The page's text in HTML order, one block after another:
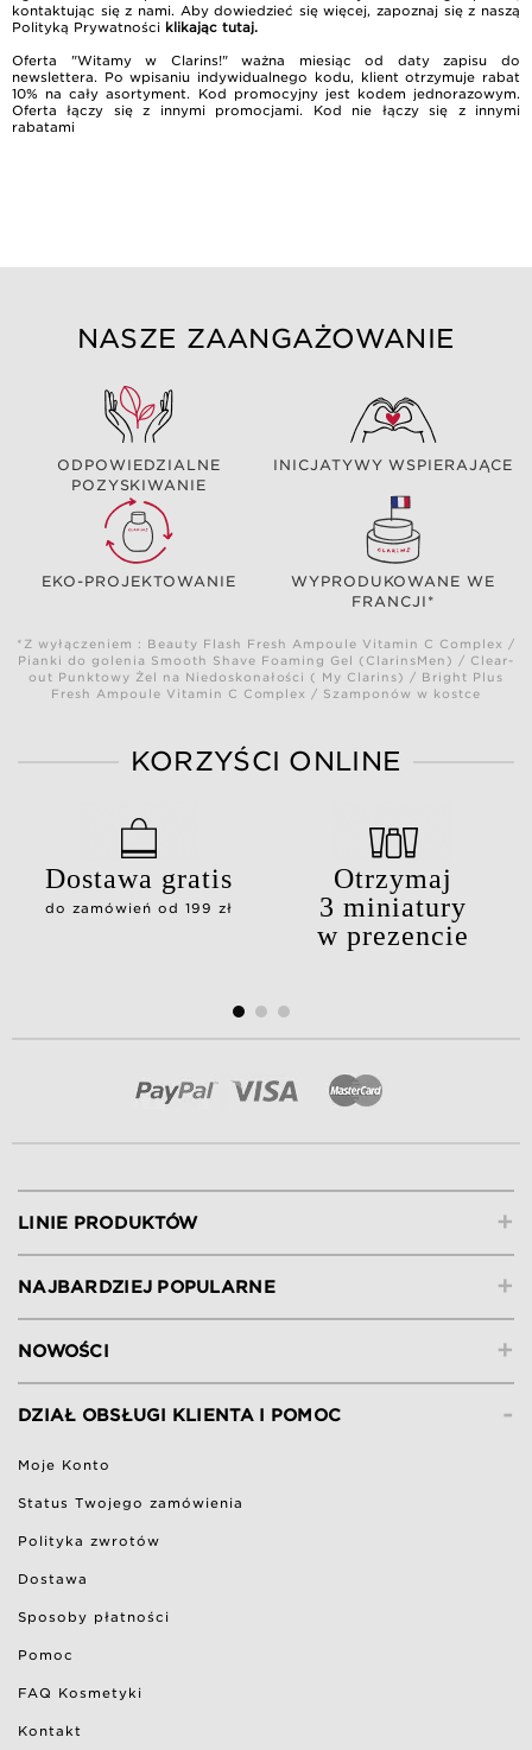
kontaktując się z nami. Aby dowiedzieć się więcej, zapoznaj się z naszą
Polityką Prywatności klikając tutaj.
Oferta "Witamy w Clarins!" ważna miesiąc od daty zapisu do
newslettera. Po wpisaniu indywidualnego kodu, klient otrzymuje rabat
10% na cały asortyment. Kod promocyjny jest kodem jednorazowym.
Oferta łączy się z innymi promocjami. Kod nie łączy się z innymi
rabatami
NASZE ZAANGAŻOWANIE
ODPOWIEDZIALNE
POZYSKIWANIE
INICJATYWY WSPIERAJĄCE
EKO-PROJEKTOWANIE
WYPRODUKOWANE WE
FRANCJI*
*Z wyłączeniem : Beauty Flash Fresh Ampoule Vitamin C Complex /
Pianki do golenia Smooth Shave Foaming Gel (ClarinsMen) / Clear-
out Punktowy Żel na Niedoskonałości ( My Clarins) / Bright Plus
Fresh Ampoule Vitamin C Complex / Szamponów w kostce
KORZYŚCI ONLINE
Dostawa gratis
do zamówień od 199 zł
Otrzymaj
3 miniatury
w prezencie
+
LINIE PRODUKTÓW
+
NAJBARDZIEJ POPULARNE
+
NOWOŚCI
-
DZIAŁ OBSŁUGI KLIENTA I POMOC
Moje Konto
Status Twojego zamówienia
Polityka zwrotów
Dostawa
Sposoby płatności
Pomoc
FAQ Kosmetyki
Kontakt